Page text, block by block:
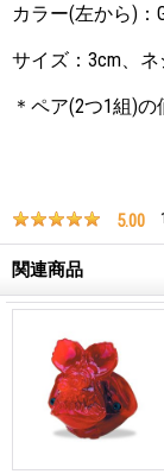
カラー(左から)：
サイズ：3cm、
＊ペア(2つ1組)の
5.00
関連商品